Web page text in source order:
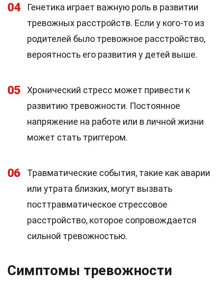
04
Генетика играет важную роль в развитии
тревожных расстройств. Если у кого-то из
родителей было тревожное расстройство,
вероятность его развития у детей выше.
05
Хронический стресс может привести к
развитию тревожности. Постоянное
напряжение на работе или в личной жизни
может стать триггером.
06
Травматические события, такие как аварии
или утрата близких, могут вызвать
посттравматическое стрессовое
расстройство, которое сопровождается
сильной тревожностью.
Симптомы тревожности